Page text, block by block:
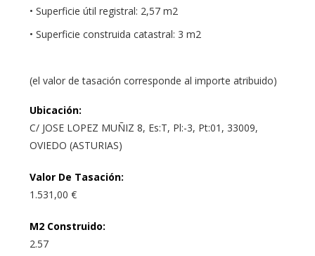
• Superficie útil registral: 2,57 m2
• Superficie construida catastral: 3 m2
(el valor de tasación corresponde al importe atribuido)
Ubicación:
C/ JOSE LOPEZ MUÑIZ 8, Es:T, Pl:-3, Pt:01, 33009,
OVIEDO (ASTURIAS)
Valor De Tasación:
1.531,00 €
M2 Construido:
2.57